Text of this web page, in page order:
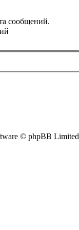
сообщений.
© phpBB Limited